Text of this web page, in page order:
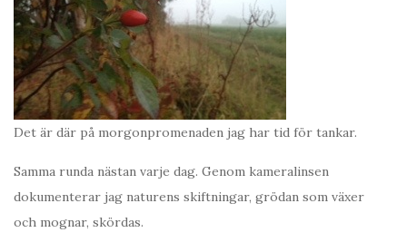
Det är där på morgonpromenaden jag har tid för tankar.
Samma runda nästan varje dag. Genom kameralinsen
dokumenterar jag naturens skiftningar, grödan som växer
och mognar, skördas.